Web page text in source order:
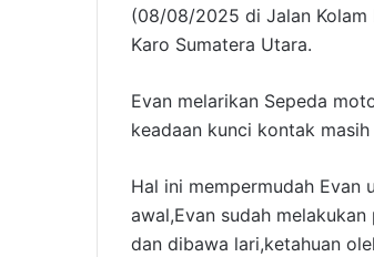
(08/08/2025 di Jalan Kolam
Karo Sumatera Utara.
Evan melarikan Sepeda
keadaan kunci kontak
Hal ini mempermudah Evan
awal,Evan sudah
dan dibawa lari,ketahuan